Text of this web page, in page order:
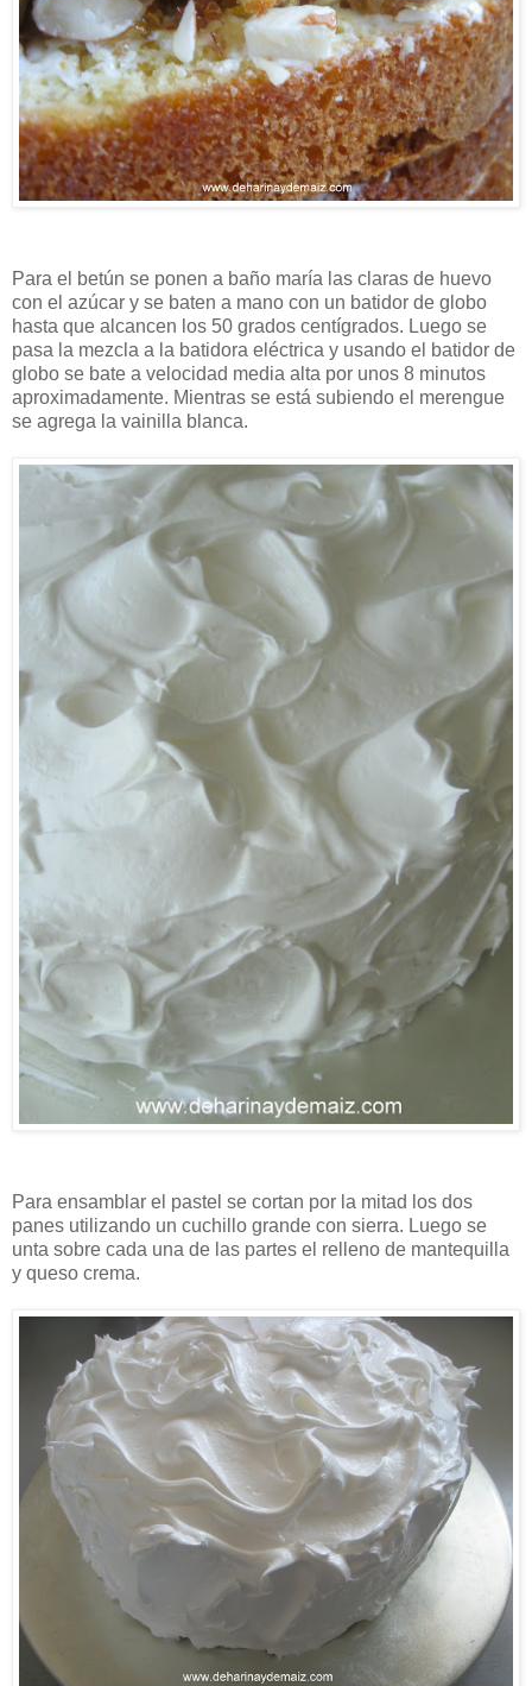
Para el betún se ponen a baño maría las claras de huevo
con el azúcar y se baten a mano con un batidor de globo
hasta que alcancen los 50 grados centígrados. Luego se
pasa la mezcla a la batidora eléctrica y usando el batidor de
globo se bate a velocidad media alta por unos 8 minutos
aproximadamente. Mientras se está subiendo el merengue
se agrega la vainilla blanca.
Para ensamblar el pastel se cortan por la mitad los dos
panes utilizando un cuchillo grande con sierra. Luego se
unta sobre cada una de las partes el relleno de mantequilla
y queso crema.